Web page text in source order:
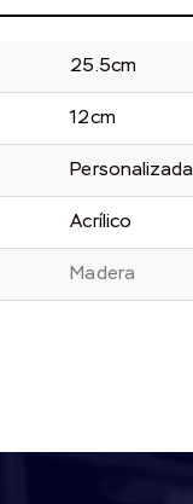
25.5cm
12cm
Personalizada
Acrílico
Madera